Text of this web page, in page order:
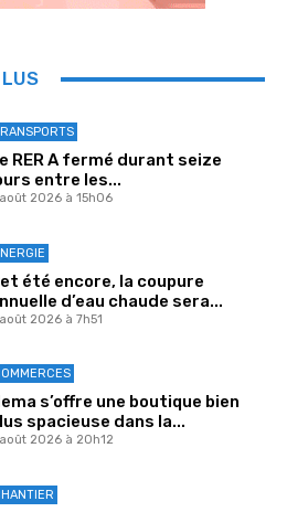
RER A fermé durant seize
entre les...
2026 à 15h06
été encore, la coupure
d’eau chaude sera...
2026 à 7h51
s’offre une boutique bien
spacieuse dans la...
2026 à 20h12